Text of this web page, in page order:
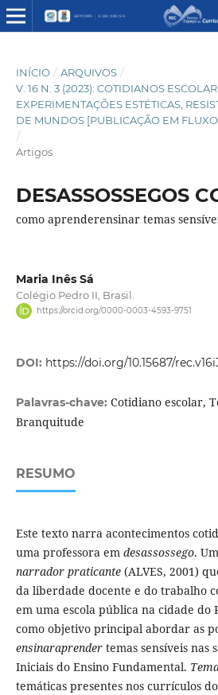
INÍCIO / ARQUIVOS /
V. 16 N. 3 (2023): COTIDIANOS
EXPERIMENTAÇÕES ESTÉTICAS,
DE MUNDOS [PUBLICAÇÃO EM
/
Artigos
DESASSOSSEGOS
como aprenderensinar temas
Maria Inês Sá
Colégio Pedro II, Brasil.
https://orcid.org/0000-0003-4593-9751
DOI: https://doi.org/10.15687/
Palavras-chave: Cotidiano escolar,
Branquitude
RESUMO
Este texto narra acontecimentos
uma professora em desassossego.
narrador praticante(ALVES, 2001)
da liberdade docente e do trabalho
em uma escola pública na cidade do
como objetivo principal abordar as
ensinaraprendertemas sensíveis nas
Iniciais do Ensino Fundamental.
temáticas presentes nos currículos